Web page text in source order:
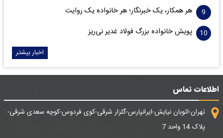
هر همکار، یک خبرنگار؛ هر خانواده یک روایت
پویش خانواده بزرگ فولاد غدیر نی‌ریز
اخبار بیشتر
اطلاعات تماس
تهران-اتوبان نیایش-ایرانپارس-گلزار شرقی-کوی فردوس-کوچه سعدی شرقی-
پلاک 14 واحد 7